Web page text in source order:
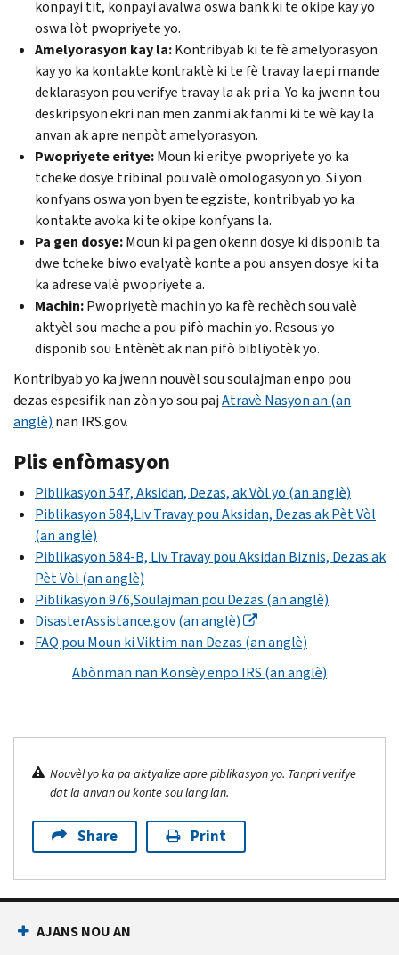
konpayi tit, konpayi avalwa oswa bank ki te okipe kay yo
oswa lòt pwopriyete yo.
Amelyorasyon kay la:Kontribyab ki te fè amelyorasyon
kay yo ka kontakte kontraktè ki te fè travay la epi mande
deklarasyon pou verifye travay la ak pri a. Yo ka jwenn tou
deskripsyon ekri nan men zanmi ak fanmi ki te wè kay la
anvan ak apre nenpòt amelyorasyon.
Pwopriyete eritye:Moun ki eritye pwopriyete yo ka
tcheke dosye tribinal pou valè omologasyon yo. Si yon
konfyans oswa yon byen te egziste, kontribyab yo ka
kontakte avoka ki te okipe konfyans la.
Pa gen dosye:Moun ki pa gen okenn dosye ki disponib ta
dwe tcheke biwo evalyatè konte a pou ansyen dosye ki ta
ka adrese valè pwopriyete a.
Machin:Pwopriyetè machin yo ka fè rechèch sou valè
aktyèl sou mache a pou pifò machin yo. Resous yo
disponib sou Entènèt ak nan pifò bibliyotèk yo.
Kontribyab yo ka jwenn nouvèl sou soulajman enpo pou
dezas espesifik nan zòn yo sou pajAtravè Nasyon an (an
anglè) nan IRS.gov.
Plis enfòmasyon
Piblikasyon 547, Aksidan, Dezas, ak Vòl yo (an anglè)
Piblikasyon 584,Liv Travay pou Aksidan, Dezas ak Pèt Vòl
(an anglè)
Piblikasyon 584-B, Liv Travay pou Aksidan Biznis, Dezas ak
Pèt Vòl (an anglè)
Piblikasyon 976,Soulajman pou Dezas (an anglè)
DisasterAssistance.gov (an anglè)
FAQ pou Moun ki Viktim nan Dezas (an anglè)
Abònman nan Konsèy enpo IRS (an anglè)
Nouvèl yo ka pa aktyalize apre piblikasyon yo. Tanpri verifye
dat la anvan ou konte sou lang lan.
Share Print
AJANS NOU AN